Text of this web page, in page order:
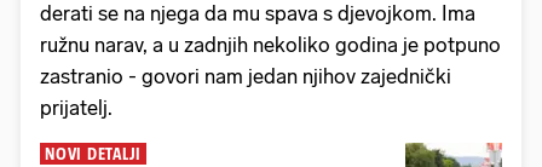
derati se na njega da mu spava s djevojkom. Ima
ružnu narav, a u zadnjih nekoliko godina je potpuno
zastranio - govori nam jedan njihov zajednički
prijatelj.
NOVI DETALJI